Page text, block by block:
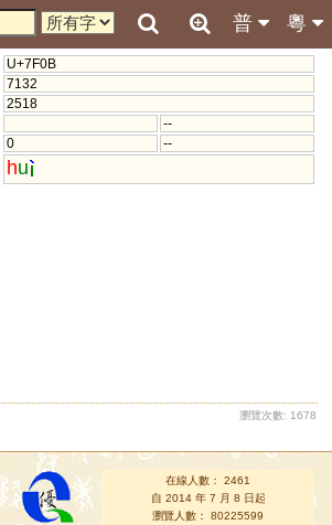
粵
普
U+7F0B
7132
2518
--
0
--
hu
瀏覽次數: 1678
在線人數： 2461
自 2014 年 7 月 8 日起
瀏覽人數： 80225599